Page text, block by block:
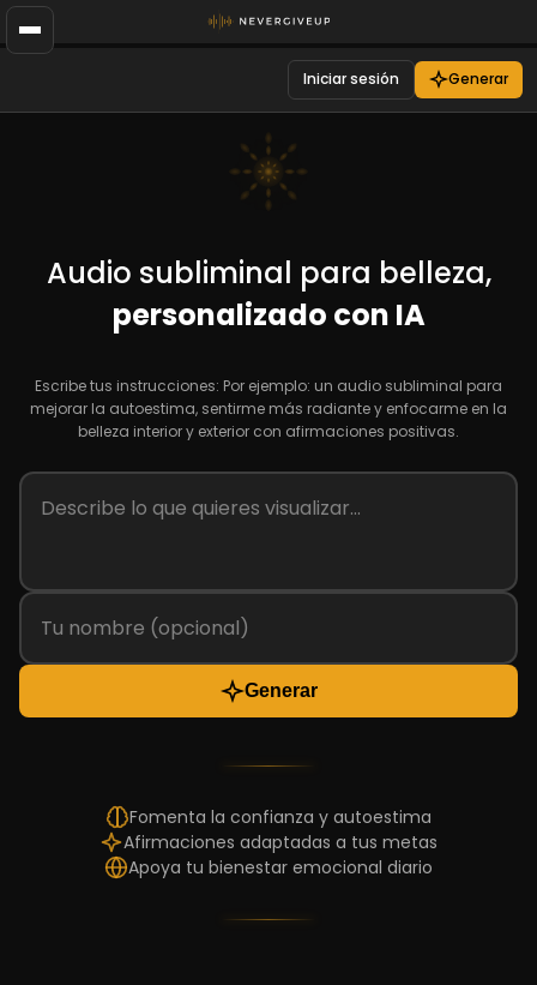
Iniciar sesión Generar
Audio subliminal para belleza,
personalizado con IA
Escribe tus instrucciones: Por ejemplo: un audio subliminal para
mejorar la autoestima, sentirme más radiante y enfocarme en la
belleza interior y exterior con afirmaciones positivas.
Generar
Fomenta la confianza y autoestima
Afirmaciones adaptadas a tus metas
Apoya tu bienestar emocional diario